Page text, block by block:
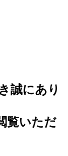
誠にあり
覧いただ